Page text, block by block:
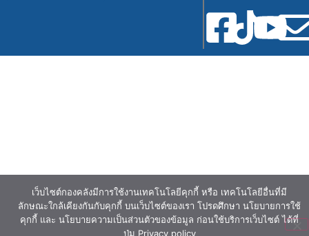
เว็บไซต์กองคลังมีการใช้งานเทคโนโลยีคุกกี้ หรือ เทคโนโลยีอื่นที่มี
ลักษณะใกล้เคียงกันกับคุกกี้ บนเว็บไซต์ของเรา โปรดศึกษา นโยบายการใช้
คุกกี้ และ นโยบายความเป็นส่วนตัวของข้อมูล ก่อนใช้บริการเว็บไซต์ ได้ที่
ปุ่ม Privacy policy